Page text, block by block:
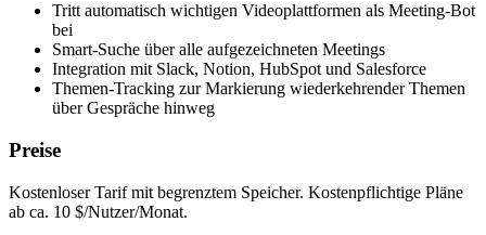
Tritt automatisch wichtigen Videoplattformen als Meeting-Bot
bei
Smart-Suche über alle aufgezeichneten Meetings
Integration mit Slack, Notion, HubSpot und Salesforce
Themen-Tracking zur Markierung wiederkehrender Themen
über Gespräche hinweg
Preise
Kostenloser Tarif mit begrenztem Speicher. Kostenpflichtige Pläne
ab ca. 10 $/Nutzer/Monat.